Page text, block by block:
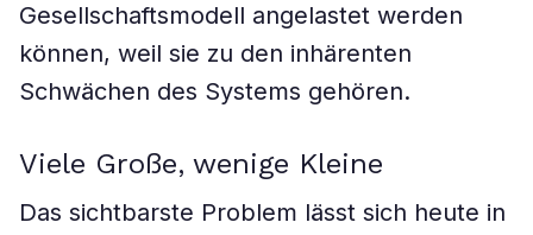
Gesellschaftsmodell angelastet werden
können, weil sie zu den inhärenten
Schwächen des Systems gehören.
Viele Große, wenige Kleine
Das sichtbarste Problem lässt sich heute in